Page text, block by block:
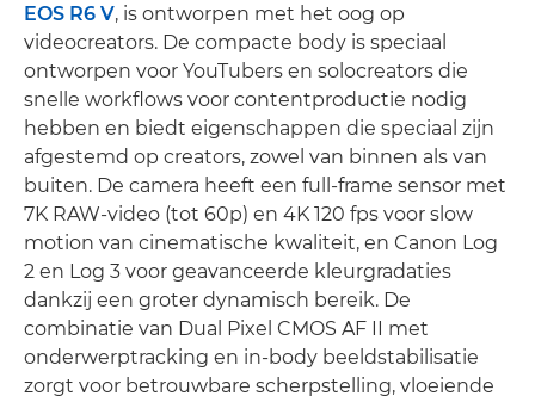
EOS R6 V, is ontworpen met het oog op
videocreators. De compacte body is speciaal
ontworpen voor YouTubers en solocreators die
snelle workflows voor contentproductie nodig
hebben en biedt eigenschappen die speciaal zijn
afgestemd op creators, zowel van binnen als van
buiten. De camera heeft een full-frame sensor met
7K RAW-video (tot 60p) en 4K 120 fps voor slow
motion van cinematische kwaliteit, en Canon Log
2 en Log 3 voor geavanceerde kleurgradaties
dankzij een groter dynamisch bereik. De
combinatie van Dual Pixel CMOS AF II met
onderwerptracking en in-body beeldstabilisatie
zorgt voor betrouwbare scherpstelling, vloeiende